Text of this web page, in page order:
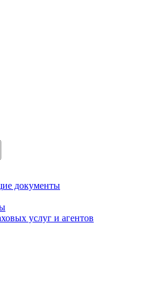
документы
услуг и агентов